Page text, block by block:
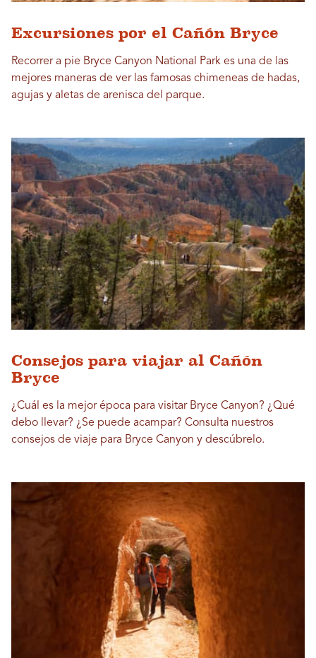
Excursiones por el Cañón Bryce
Recorrer a pie Bryce Canyon National Park es una de las
mejores maneras de ver las famosas chimeneas de hadas,
agujas y aletas de arenisca del parque.
Consejos para viajar al Cañón
Bryce
¿Cuál es la mejor época para visitar Bryce Canyon? ¿Qué
debo llevar? ¿Se puede acampar? Consulta nuestros
consejos de viaje para Bryce Canyon y descúbrelo.